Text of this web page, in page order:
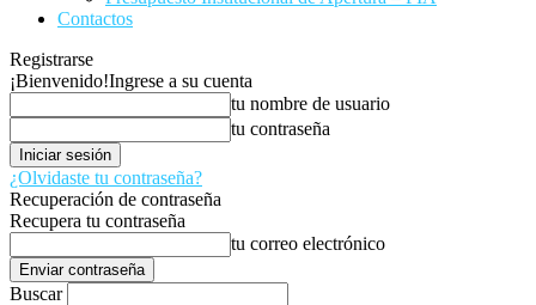
Contactos
Registrarse
¡Bienvenido!Ingrese a su cuenta
tu nombre de usuario
tu contraseña
¿Olvidaste tu contraseña?
Recuperación de contraseña
Recupera tu contraseña
tu correo electrónico
Buscar